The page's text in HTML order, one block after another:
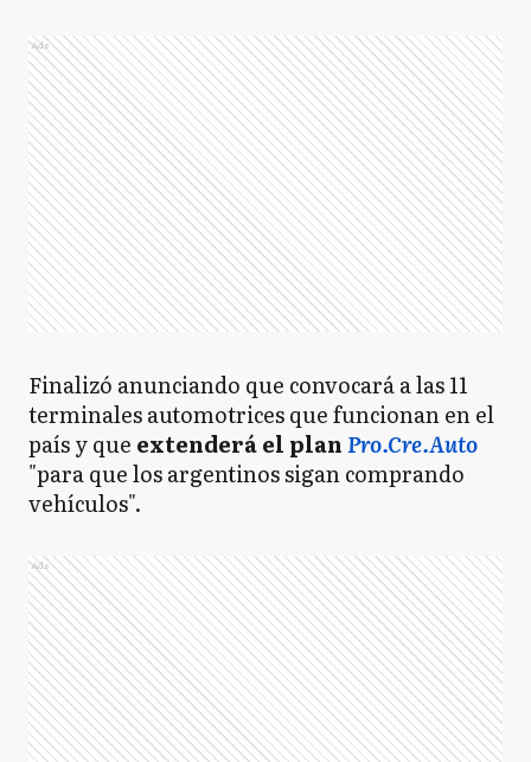
Ads
Finalizó anunciando que convocará a las 11
terminales automotrices que funcionan en el
país y que extenderá el planPro.Cre.Auto
"para que los argentinos sigan comprando
vehículos".
Ads